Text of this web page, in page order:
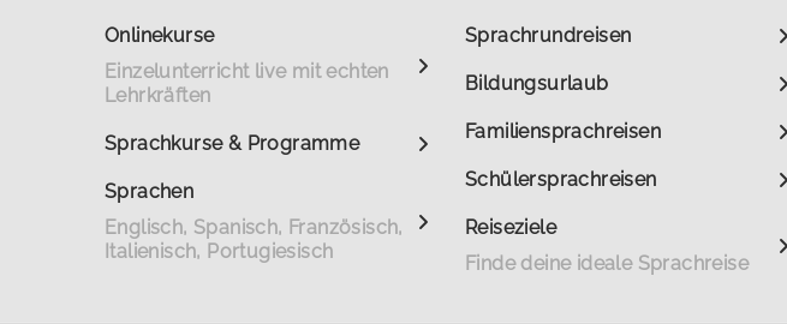
Onlinekurse
Einzelunterricht live mit echten
Lehrkräften
Sprachkurse & Programme
Sprachen
Englisch, Spanisch, Französisch,
Italienisch, Portugiesisch
Sprachrundreisen
Bildungsurlaub
Familiensprachreisen
Schülersprachreisen
Reiseziele
Finde deine ideale Sprachreise